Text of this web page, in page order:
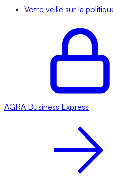
Votre veille sur la
AGRA Business Express